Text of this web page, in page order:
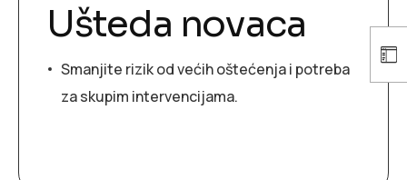
Ušteda novaca
Smanjite rizik od većih oštećenja i potreba
za skupim intervencijama.